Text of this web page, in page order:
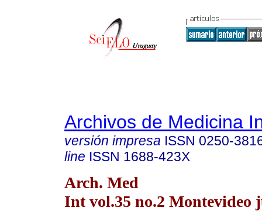
Archivos de Medicina
versión impresa ISSN 0250-
line ISSN 1688-423X
Arch. Med
Int vol.35 no.2 Montevideo